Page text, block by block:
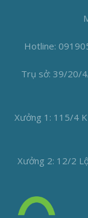
Hotline:
Trụ sở: 39/20/
Xưởng 1: 115/4
Xưởng 2: 12/2